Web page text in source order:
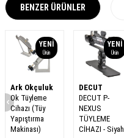
BENZER ÜRÜNLER
YENI
Ürün
Ark Okçuluk
Ok Tüyleme
Cihazı (Tüy
Yapıştırma
Makinası)
YENI
Ürün
DECUT
DECUT P-
NEXUS
TÜYLEME
CİHAZI - Siyah